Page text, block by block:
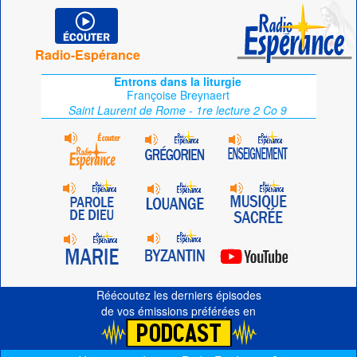
Radio-Espérance
Entrons dans la liturgie
Françoise Breynaert
Saint Laurent de Rome - 1re lecture 2 Co 9
Réécoutez les derniers épisodes
de vos émissions préférées en